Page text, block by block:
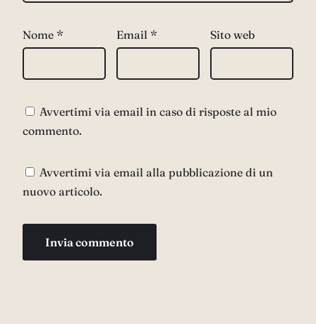
Nome * Email * Sito web
Avvertimi via email in caso di risposte al mio
commento.
Avvertimi via email alla pubblicazione di un
nuovo articolo.